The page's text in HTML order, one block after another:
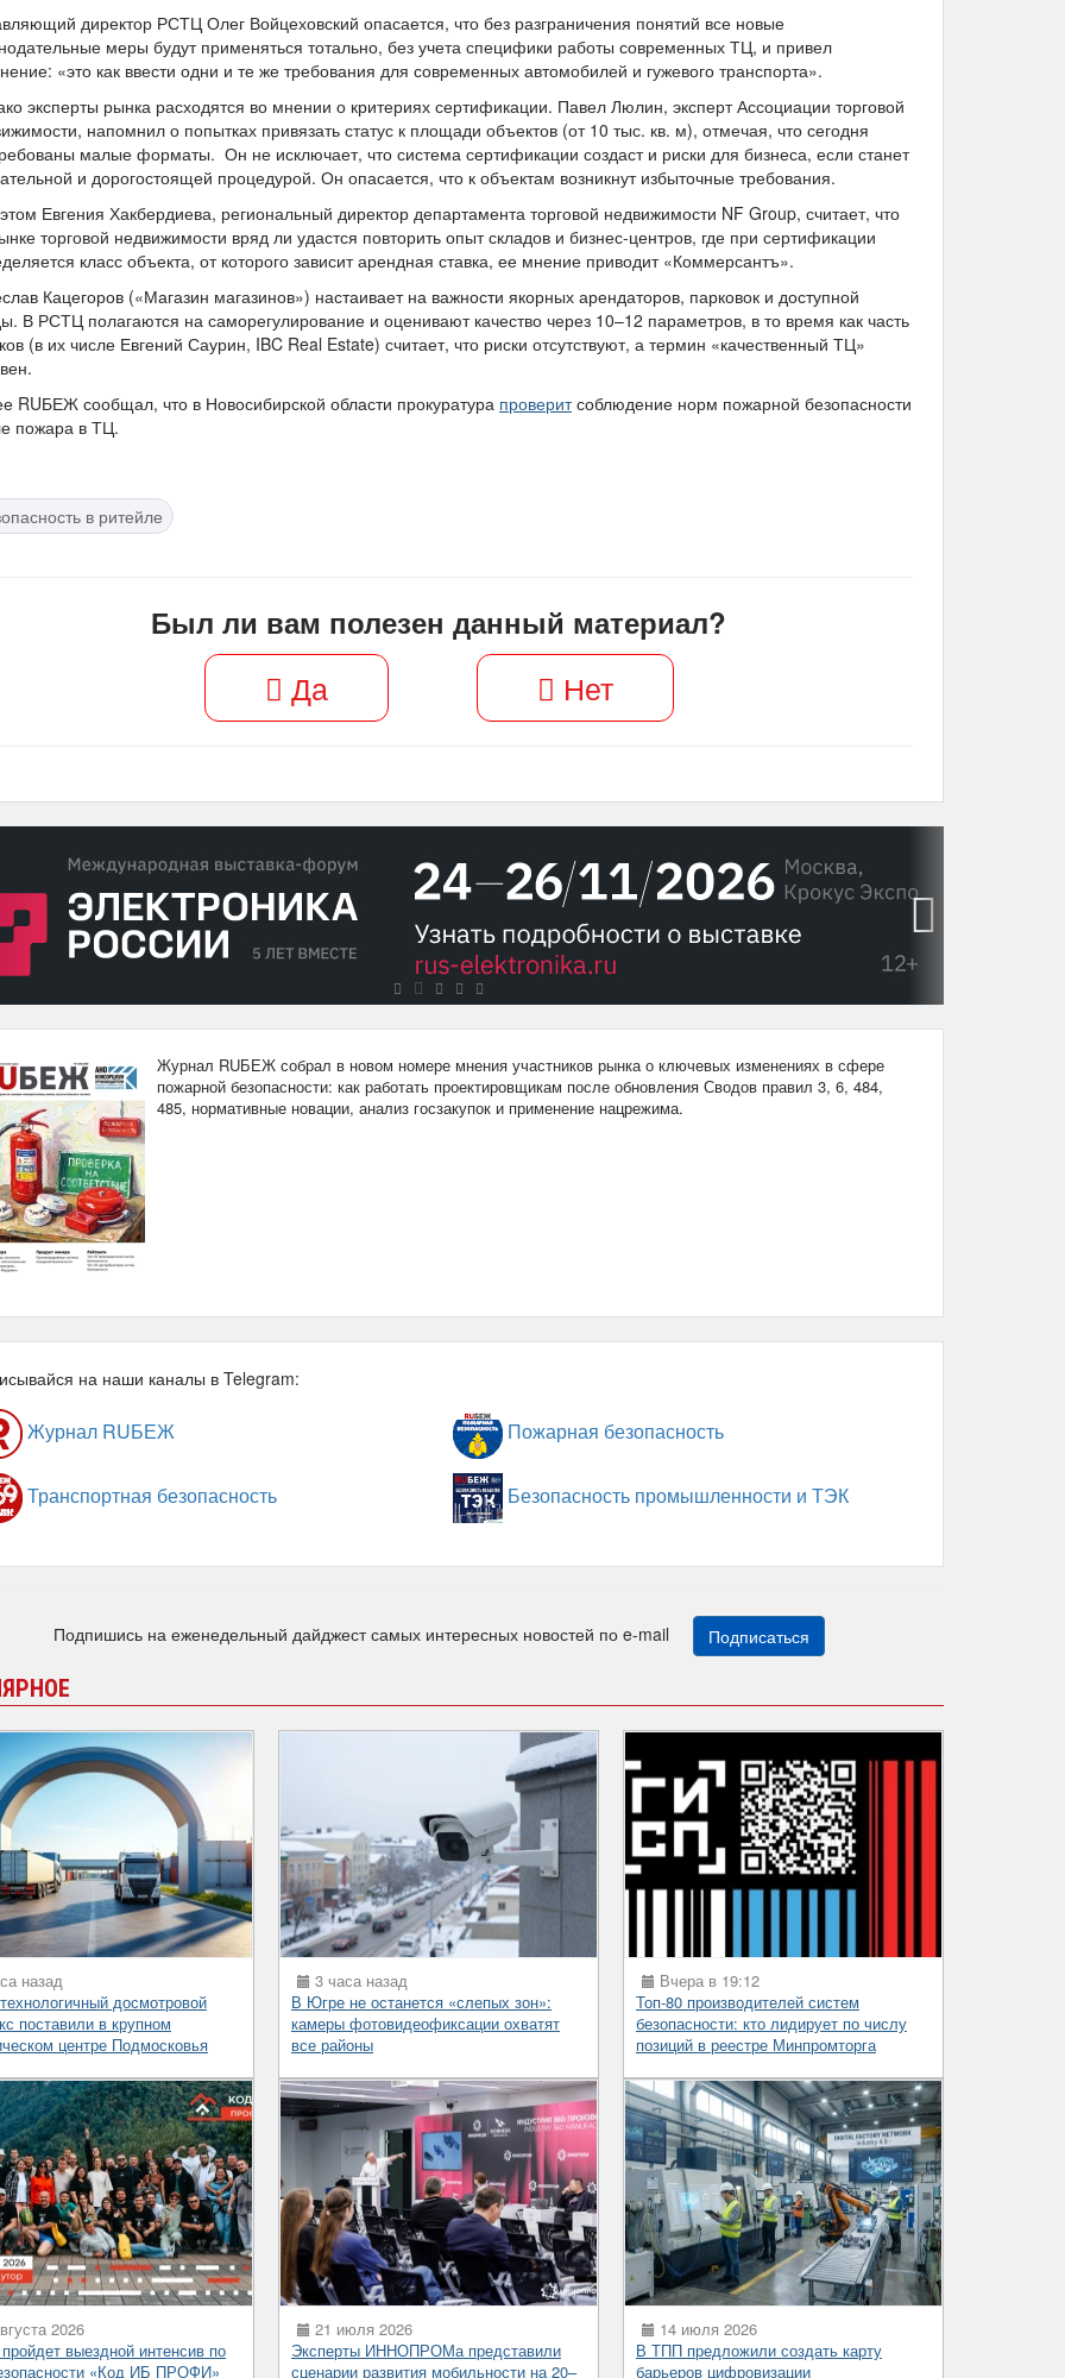
директор РСТЦ Олег Войцеховский опасается, что без разграничения понятий все новые
меры будут применяться тотально, без учета специфики работы современных ТЦ, и привел
«это как ввести одни и те же требования для современных автомобилей и гужевого транспорта».
эксперты рынка расходятся во мнении о критериях сертификации. Павел Люлин, эксперт Ассоциации торговой
напомнил о попытках привязать статус к площади объектов (от 10 тыс. кв. м), отмечая, что сегодня
малые форматы. Он не исключает, что система сертификации создаст и риски для бизнеса, если станет
и дорогостоящей процедурой. Он опасается, что к объектам возникнут избыточные требования.
Евгения Хакбердиева, региональный директор департамента торговой недвижимости NF Group, считает, что
торговой недвижимости вряд ли удастся повторить опыт складов и бизнес-центров, где при сертификации
класс объекта, от которого зависит арендная ставка, ее мнение приводит «Коммерсантъ».
Кацегоров («Магазин магазинов») настаивает на важности якорных арендаторов, парковок и доступной
В РСТЦ полагаются на саморегулирование и оценивают качество через 10–12 параметров, в то время как часть
(в их числе Евгений Саурин, IBC Real Estate) считает, что риски отсутствуют, а термин «качественный ТЦ»
RUБЕЖ сообщал, что в Новосибирской области прокуратура проверитсоблюдение норм пожарной безопасности
пожара в ТЦ.
в ритейле
Был ли вам полезен данный материал?
Да Нет
Журнал RUБЕЖ собрал в новом номере мнения участников рынка о ключевых изменениях в сфере
пожарной безопасности: как работать проектировщикам после обновления Сводов правил 3, 6, 484,
485, нормативные новации, анализ госзакупок и применение нацрежима.
на наши каналы в Telegram:
Журнал RUБЕЖ Пожарная безопасность
Транспортная безопасность Безопасность промышленности и ТЭК
Подпишись на еженедельный дайджест самых интересных новостей по e-mail Подписаться
назад
досмотровой
поставили в крупном
центре Подмосковья
3 часа назад
В Югре не останется «слепых зон»:
камеры фотовидеофиксации охватят
все районы
Вчера в 19:12
Топ-80 производителей систем
безопасности: кто лидирует по числу
позиций в реестре Минпромторга
2026
выездной интенсив по
«Код ИБ ПРОФИ»
21 июля 2026
Эксперты ИННОПРОМа представили
сценарии развития мобильности на 20–
14 июля 2026
В ТПП предложили создать карту
барьеров цифровизации